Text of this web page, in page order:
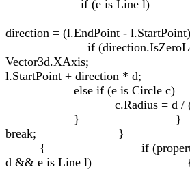
if (e is
direction = (l.EndPoint -
if
Vector3d.XAxis;
l.StartPoint +
else if (e is
c.Radius = d / (2
}
break; } case
{ if
d && e is